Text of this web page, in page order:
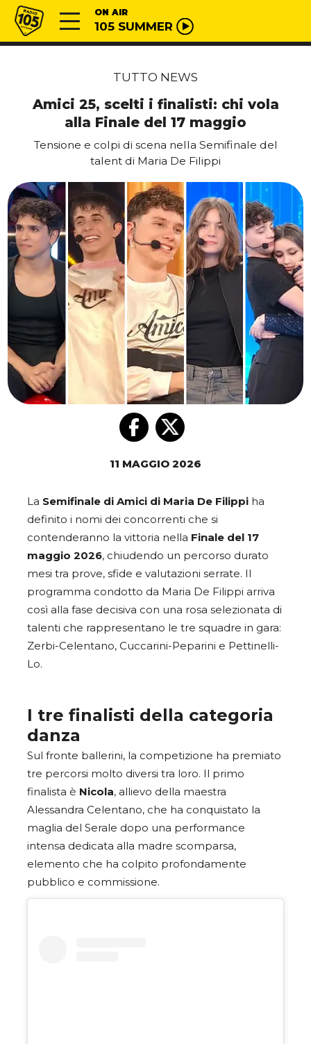
Vai al contenuto
Radio 105 ON AIR
105 SUMMER
TUTTO NEWS
Amici 25, scelti i finalisti: chi vola
alla Finale del 17 maggio
Tensione e colpi di scena nella Semifinale del
talent di Maria De Filippi
11 MAGGIO 2026
La Semifinale di Amici di Maria De Filippi ha
definito i nomi dei concorrenti che si
contenderanno la vittoria nella Finale del 17
maggio 2026, chiudendo un percorso durato
mesi tra prove, sfide e valutazioni serrate. Il
programma condotto da Maria De Filippi arriva
così alla fase decisiva con una rosa selezionata di
talenti che rappresentano le tre squadre in gara:
Zerbi-Celentano, Cuccarini-Peparini e Pettinelli-
Lo.
I tre finalisti della categoria
danza
Sul fronte ballerini, la competizione ha premiato
tre percorsi molto diversi tra loro. Il primo
finalista è Nicola, allievo della maestra
Alessandra Celentano, che ha conquistato la
maglia del Serale dopo una performance
intensa dedicata alla madre scomparsa,
elemento che ha colpito profondamente
pubblico e commissione.